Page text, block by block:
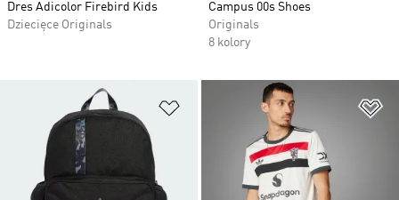
Dres Adicolor Firebird Kids
Dziecięce Originals
Campus 00s Shoes
Originals
8 kolory
Dodaj do listy życzeń